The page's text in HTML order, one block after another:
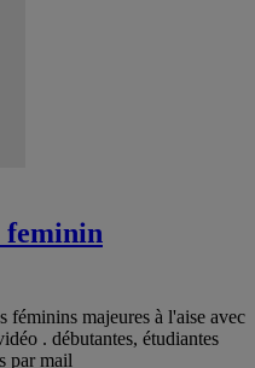
feminin
féminins majeures à l'aise avec
. débutantes, étudiantes
par mail